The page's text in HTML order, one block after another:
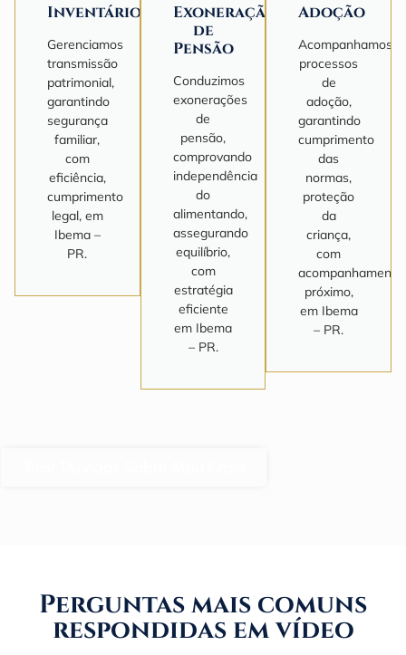
Inventário
Gerenciamos
transmissão
patrimonial,
garantindo
segurança
familiar,
com
eficiência,
cumprimento
legal, em
Ibema –
PR.
Exoneração
de
Pensão
Conduzimos
exonerações
de
pensão,
comprovando
independência
do
alimentando,
assegurando
equilíbrio,
com
estratégia
eficiente
em Ibema
– PR.
Adoção
Acompanhamos
processos
de
adoção,
garantindo
cumprimento
das
normas,
proteção
da
criança,
com
acompanhamento
próximo,
em Ibema
– PR.
Perguntas mais comuns
respondidas em vídeo